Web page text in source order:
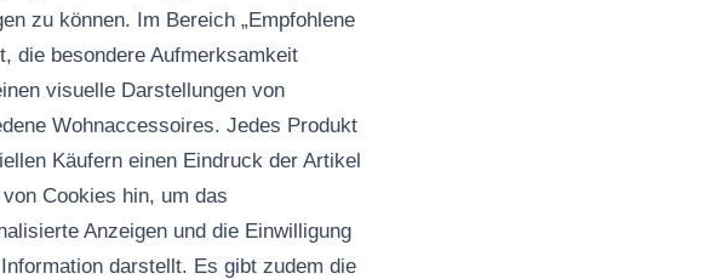
zu können. Im Bereich „Empfohlene
die besondere Aufmerksamkeit
visuelle Darstellungen von
Wohnaccessoires. Jedes Produkt
Käufern einen Eindruck der Artikel
Cookies hin, um das
Anzeigen und die Einwilligung
darstellt. Es gibt zudem die